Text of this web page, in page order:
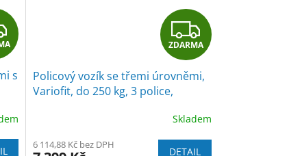
Z
D
A
R
M
s
Z
D
A
R
M
ZDARMA
Policový vozík se třemi úrovněmi,
Variofit, do 250 kg, 3 police,
Skladem
6 114,88 Kč bez DPH
DETAIL